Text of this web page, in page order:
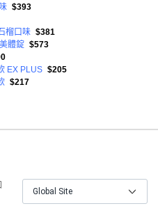
$393
榴口味 $381
體錠 $573
EX PLUS $205
$217
Global Site